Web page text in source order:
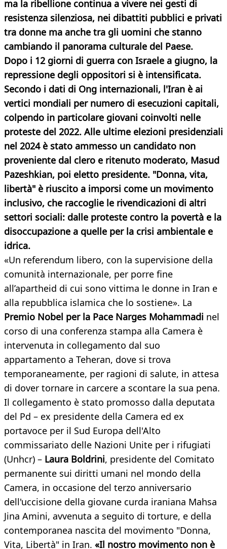
ma la ribellione continua a vivere nei gesti di
resistenza silenziosa, nei dibattiti pubblici e privati
tra donne ma anche tra gli uomini che stanno
cambiando il panorama culturale del Paese.
Dopo i 12 giorni di guerra con Israele a giugno, la
repressione degli oppositori si è intensificata.
Secondo i dati di Ong internazionali, l'Iran è ai
vertici mondiali per numero di esecuzioni capitali,
colpendo in particolare giovani coinvolti nelle
proteste del 2022. Alle ultime elezioni presidenziali
nel 2024 è stato ammesso un candidato non
proveniente dal clero e ritenuto moderato, Masud
Pazeshkian, poi eletto presidente. "Donna, vita,
libertà" è riuscito a imporsi come un movimento
inclusivo, che raccoglie le rivendicazioni di altri
settori sociali: dalle proteste contro la povertà e la
disoccupazione a quelle per la crisi ambientale e
idrica.
«Un referendum libero, con la supervisione della
comunità internazionale, per porre fine
all’apartheid di cui sono vittima le donne in Iran e
alla repubblica islamica che lo sostiene». La
Premio Nobel per la Pace Narges Mohammadi nel
corso di una conferenza stampa alla Camera è
intervenuta in collegamento dal suo
appartamento a Teheran, dove si trova
temporaneamente, per ragioni di salute, in attesa
di dover tornare in carcere a scontare la sua pena.
Il collegamento è stato promosso dalla deputata
del Pd – ex presidente della Camera ed ex
portavoce per il Sud Europa dell'Alto
commissariato delle Nazioni Unite per i rifugiati
(Unhcr) – Laura Boldrini, presidente del Comitato
permanente sui diritti umani nel mondo della
Camera, in occasione del terzo anniversario
dell'uccisione della giovane curda iraniana Mahsa
Jina Amini, avvenuta a seguito di torture, e della
contemporanea nascita del movimento "Donna,
Vita, Libertà" in Iran. «Il nostro movimento non è